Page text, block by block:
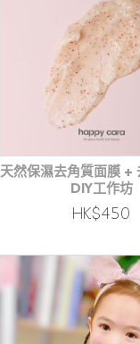
天然保濕去角質面膜 +
DIY工作坊
HK$450